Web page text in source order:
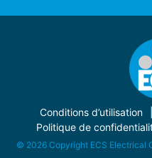
Conditions d’utilisation
Politique de
© 2026 Copyright ECS Electrical